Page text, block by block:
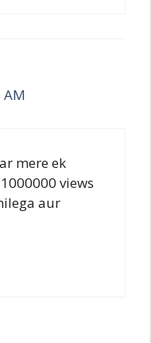
mere ek
views
aur